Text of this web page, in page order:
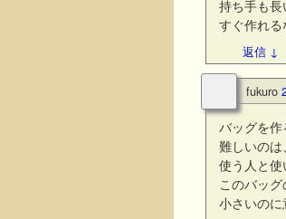
持ち手も長
すぐ作れる
返信 ↓
fukuro
バッグを作
難しいのは
使う人と使
このバッグ
小さいのに